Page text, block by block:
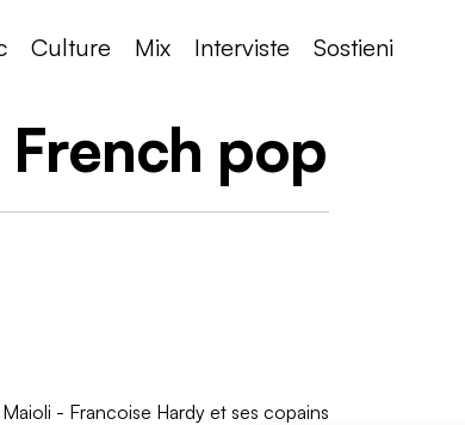
Culture Mix Interviste Sostieni
French pop
- Francoise Hardy et ses copains